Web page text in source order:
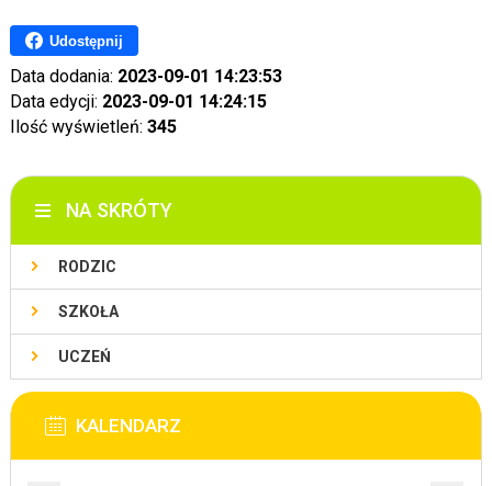
Udostępnij
Data dodania: 2023-09-01 14:23:53
Data edycji: 2023-09-01 14:24:15
Ilość wyświetleń: 345
NA SKRÓTY
RODZIC
SZKOŁA
UCZEŃ
KALENDARZ